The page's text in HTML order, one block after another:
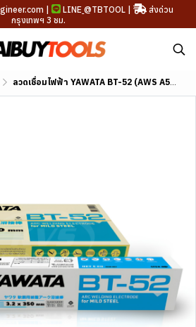
| LINE @TBTOOL |
ส่งด่วน
กรุงเทพฯ 3 ชม.
ลวดเชื่อมไฟฟ้า YAWATA BT-52 (AWS A5.1 E6013)